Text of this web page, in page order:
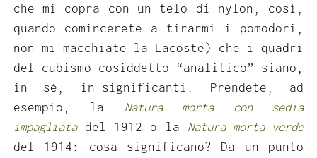
che mi copra con un telo di nylon, così,
quando comincerete a tirarmi i pomodori,
non mi macchiate la Lacoste) che i quadri
del cubismo cosiddetto “analitico” siano,
in sé, in-significanti. Prendete, ad
esempio, la Natura morta con sedia
impagliatadel 1912 o la Natura morta verde
del 1914: cosa significano? Da un punto